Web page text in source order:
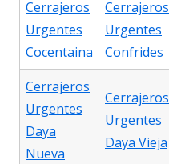
Cerrajeros
Urgentes
Cocentaina
Cerrajeros
Urgentes
Confrides
Cerrajeros
Urgentes
Daya
Nueva
Cerrajeros
Urgentes
Daya Vieja